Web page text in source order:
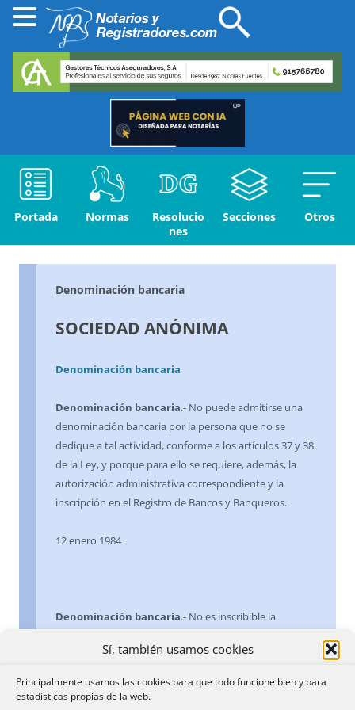
Sí, también usamos cookies
Principalmente usamos las cookies para que todo funcione bien y para
estadísticas propias de la web.
Portada Normas
Resolucio
nes
Secciones Otros
Denominación bancaria
SOCIEDAD ANÓNIMA
Denominación bancaria
Denominación bancaria.- No puede admitirse una
denominación bancaria por la persona que no se
dedique a tal actividad, conforme a los artículos 37 y 38
de la Ley, y porque para ello se requiere, además, la
autorización administrativa correspondiente y la
inscripción en el Registro de Bancos y Banqueros.
12 enero 1984
Denominación bancaria.- No es inscribible la
Diamante, Sociedad Anónima», pues la legislación
«banquero» para aquellas personas o Entidades que se